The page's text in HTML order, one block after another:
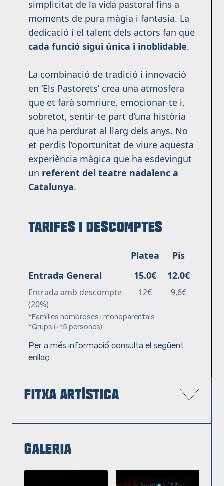
simplicitat de la vida pastoral fins a
moments de pura màgia i fantasia. La
dedicació i el talent dels actors fan que
cada funció sigui única i inoblidable.
La combinació de tradició i innovació
en ‘Els Pastorets’ crea una atmosfera
que et farà somriure, emocionar-te i,
sobretot, sentir-te part d’una història
que ha perdurat al llarg dels anys. No
et perdis l’oportunitat de viure aquesta
experiència màgica que ha esdevingut
un referent del teatre nadalenc a
Catalunya.
TARIFES I DESCOMPTES
Platea
Pis
Entrada General
15.0€ 12.0€
Entrada amb descompte
(20%)
12€ 9,6€
*Famílies nombroses i monoparentals
*Grups (+15 persones)
Per a més informació consulta el següent
enllaç
FITXA ARTÍSTICA
GALERIA